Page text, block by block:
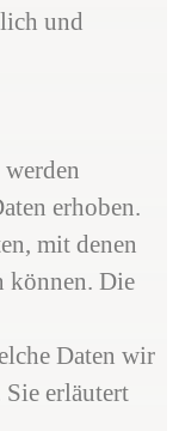
und
erhoben.
mit denen
können. Die
Daten wir
erläutert